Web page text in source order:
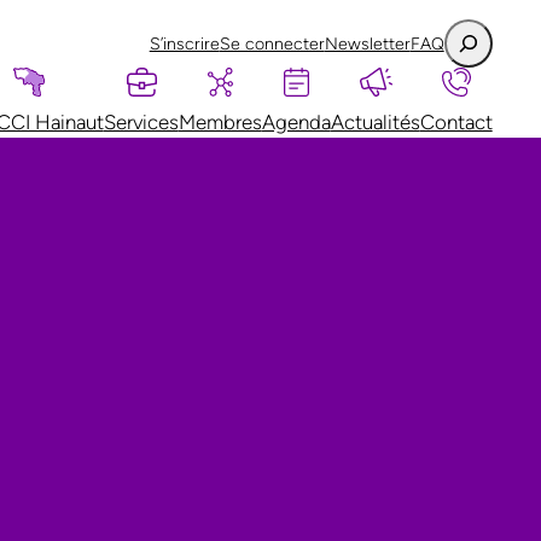
S’inscrireSe connecterNewsletterFAQ
HainautServicesMembresAgendaActualitésContact